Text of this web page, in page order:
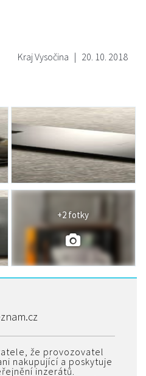
Kraj Vysočina | 20. 10. 2018
+2 fotky
že provozovatel
nakupující a poskytuje
inzerátů.